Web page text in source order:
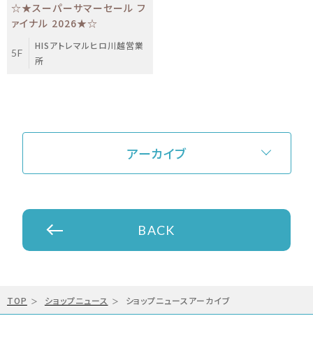
☆★スーパーサマーセール フ
ァイナル 2026★☆
5F
HISアトレマルヒロ川越営業
所
アーカイブ
BACK
TOP ショップニュース ショップニュースアーカイブ